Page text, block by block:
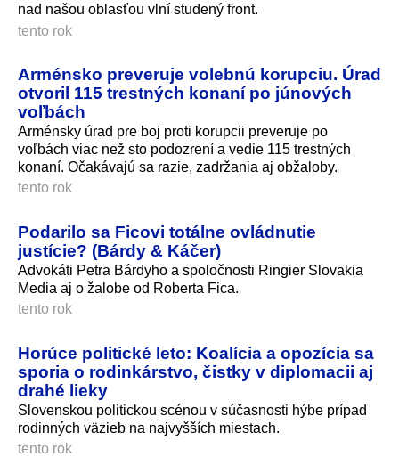
nad našou oblasťou vlní studený front.
tento rok
Arménsko preveruje volebnú korupciu. Úrad
otvoril 115 trestných konaní po júnových
voľbách
Arménsky úrad pre boj proti korupcii preveruje po
voľbách viac než sto podozrení a vedie 115 trestných
konaní. Očakávajú sa razie, zadržania aj obžaloby.
tento rok
Podarilo sa Ficovi totálne ovládnutie
justície? (Bárdy & Káčer)
Advokáti Petra Bárdyho a spoločnosti Ringier Slovakia
Media aj o žalobe od Roberta Fica.
tento rok
Horúce politické leto: Koalícia a opozícia sa
sporia o rodinkárstvo, čistky v diplomacii aj
drahé lieky
Slovenskou politickou scénou v súčasnosti hýbe prípad
rodinných väzieb na najvyšších miestach.
tento rok